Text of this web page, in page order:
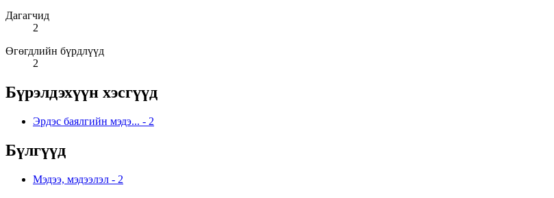
Дагагчид
2
Өгөгдлийн бүрдлүүд
2
Бүрэлдэхүүн хэсгүүд
Эрдэс баялгийн мэдэ... - 2
Бүлгүүд
Мэдээ, мэдээлэл - 2